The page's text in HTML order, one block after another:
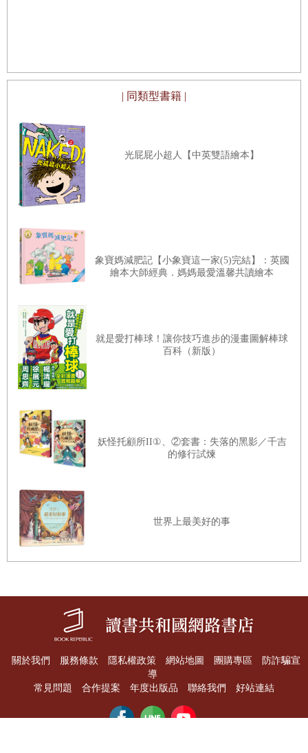
| 同類型書籍 |
光屁屁小超人【中英雙語繪本】
象寶媽減肥記【小象寶這一家(5)完結】：英國
繪本大師經典．媽媽最愛溫馨共讀繪本
就是愛打棒球！讓你技巧進步的漫畫圖解棒球
百科（新版）
妖怪托顧所II①、②套書：失落的黑影／千吉
的修行試煉
世界上最美好的事
關於我們 服務條款 隱私權政策 網站地圖 團購專區
防詐騙宣
導
常見問題
合作提案 年度出版品 聯絡我們 好站連結